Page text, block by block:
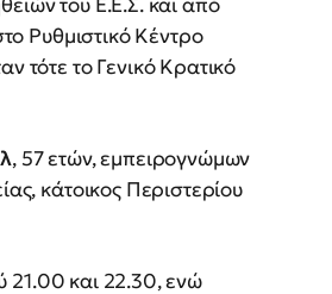
Ρυθμιστικό Κέντρο
τότε το Γενικό Κρατικό
, 57 ετών, εμπειρογνώμων
κάτοικος Περιστερίου
21.00 και 22.30, ενώ